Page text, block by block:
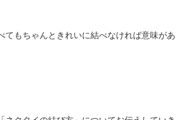
てもちゃんときれいに結べなければ意味があ